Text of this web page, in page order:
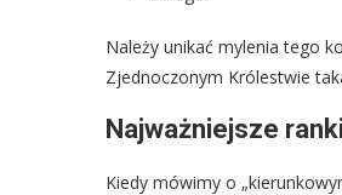
Należy unikać mylenia tego
Zjednoczonym Królestwie
Najważniejsze
Kiedy mówimy o